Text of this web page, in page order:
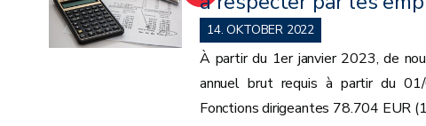
14. OKTOBER 2022
À partir du 1er janvier 2023, de
annuel brut requis à partir du
Fonctions dirigeantes 78.704 EUR